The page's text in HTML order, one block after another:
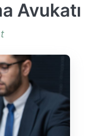
Avukatı